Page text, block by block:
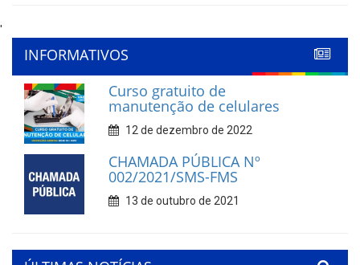
'
INFORMATIVOS
Curso gratuito de
manutenção de celulares
12 de dezembro de 2022
CHAMADA PÚBLICA Nº
002/2021/SMS-FMS
13 de outubro de 2021